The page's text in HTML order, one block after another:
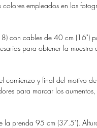
empleados en las
8) con cables de 40 cm (16")
para obtener la muestra
comienzo y final del motivo
para marcar los
la prenda 95 cm (37.5").